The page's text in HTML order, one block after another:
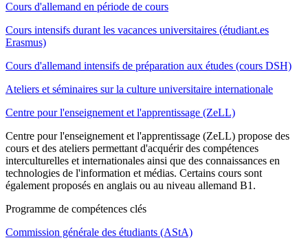
Cours d'allemand en période de cours
Cours intensifs durant les vacances universitaires (étudiant.es
Erasmus)
Cours d'allemand intensifs de préparation aux études (cours DSH)
Ateliers et séminaires sur la culture universitaire internationale
Centre pour l'enseignement et l'apprentissage (ZeLL)
Centre pour l'enseignement et l'apprentissage (ZeLL) propose des
cours et des ateliers permettant d'acquérir des compétences
interculturelles et internationales ainsi que des connaissances en
technologies de l'information et médias. Certains cours sont
également proposés en anglais ou au niveau allemand B1.
Programme de compétences clés
Commission générale des étudiants (AStA)